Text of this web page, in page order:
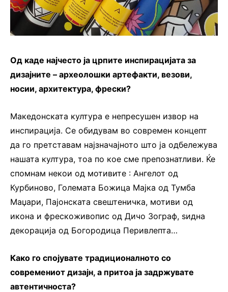
Од каде најчесто ја црпите инспирацијата за
дизајните – археолошки артефакти, везови,
носии, архитектура, фрески?
Македонската култура е непресушен извор на
инспирација. Се обидувам во современ концепт
да го претставам најзначајното што ја одбележува
нашата култура, тоа по кое сме препознатливи. Ќе
спомнам некои од мотивите : Ангелот од
Курбиново, Големата Божица Мајка од Тумба
Маџари, Пајонската свештеничка, мотиви од
икона и фрескоживопис од Дичо Зограф, ѕидна
декорација од Богородица Перивлепта…
Како го спојувате традиционалното со
современиот дизајн, а притоа ја задржувате
автентичноста?